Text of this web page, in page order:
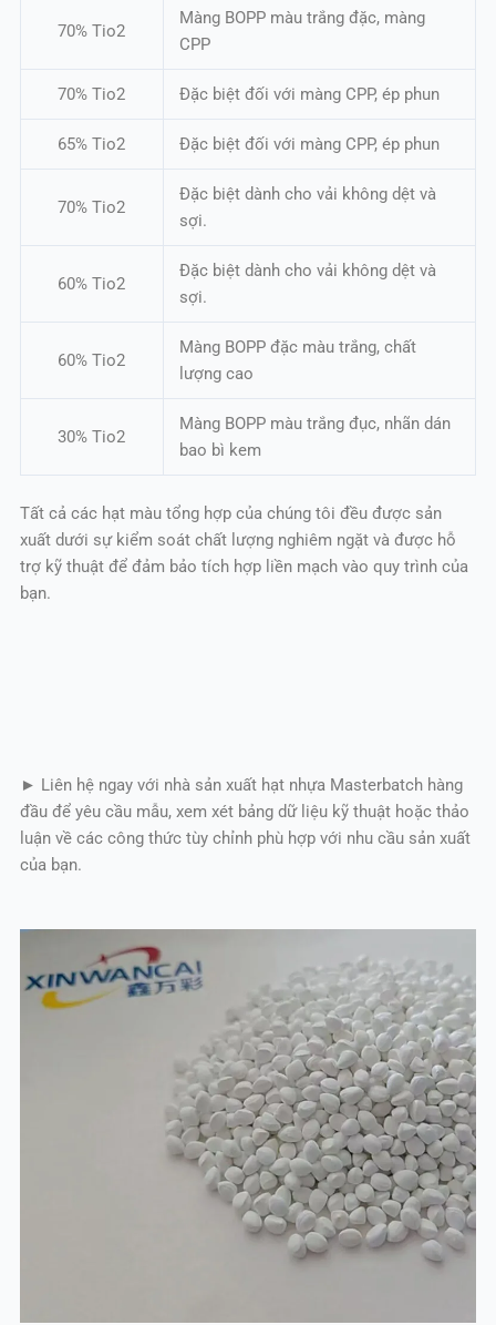
70% Tio2
Màng BOPP màu trắng đặc, màng
CPP
70% Tio2 Đặc biệt đối với màng CPP, ép phun
65% Tio2 Đặc biệt đối với màng CPP, ép phun
70% Tio2
Đặc biệt dành cho vải không dệt và
sợi.
60% Tio2
Đặc biệt dành cho vải không dệt và
sợi.
60% Tio2
Màng BOPP đặc màu trắng, chất
lượng cao
30% Tio2
Màng BOPP màu trắng đục, nhãn dán
bao bì kem
Tất cả các hạt màu tổng hợp của chúng tôi đều được sản
xuất dưới sự kiểm soát chất lượng nghiêm ngặt và được hỗ
trợ kỹ thuật để đảm bảo tích hợp liền mạch vào quy trình của
bạn.
► Liên hệ ngay với nhà sản xuất hạt nhựa Masterbatch hàng
đầu để yêu cầu mẫu, xem xét bảng dữ liệu kỹ thuật hoặc thảo
luận về các công thức tùy chỉnh phù hợp với nhu cầu sản xuất
của bạn.